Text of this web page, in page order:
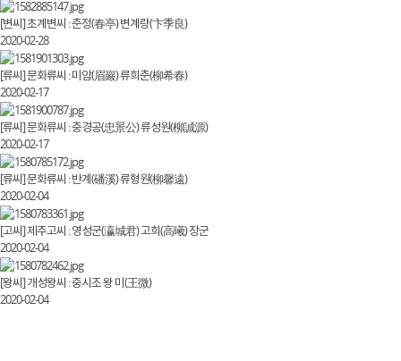
[변씨] 초계변씨 : 춘정(春亭) 변계량(卞季良)
2020-02-28
[류씨] 문화류씨 : 미암(眉巖) 류희춘(柳希春)
2020-02-17
[류씨] 문화류씨 : 충경공(忠景公) 류성원(柳誠源)
2020-02-17
[류씨] 문화류씨 : 반계(磻溪) 류형원(柳馨遠)
2020-02-04
[고씨] 제주고씨 : 영성군(瀛城君) 고희(高曦) 장군
2020-02-04
[왕씨] 개성왕씨 : 중시조 왕 미(王微)
2020-02-04